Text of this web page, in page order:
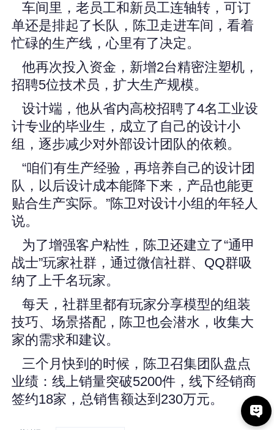
车间里，老员工和新员工连轴转，可订
单还是排起了长队，陈卫走进车间，看着
忙碌的生产线，心里有了决定。
他再次投入资金，新增2台精密注塑机，
招聘5位技术员，扩大生产规模。
设计端，他从省内高校招聘了4名工业设
计专业的毕业生，成立了自己的设计小
组，逐步减少对外部设计团队的依赖。
“咱们有生产经验，再培养自己的设计团
队，以后设计成本能降下来，产品也能更
贴合生产实际。”陈卫对设计小组的年轻人
说。
为了增强客户粘性，陈卫还建立了“通甲
战士”玩家社群，通过微信社群、QQ群吸
纳了上千名玩家。
每天，社群里都有玩家分享模型的组装
技巧、场景搭配，陈卫也会潜水，收集大
家的需求和建议。
三个月快到的时候，陈卫召集团队盘点
业绩：线上销量突破5200件，线下经销商
签约18家，总销售额达到230万元。